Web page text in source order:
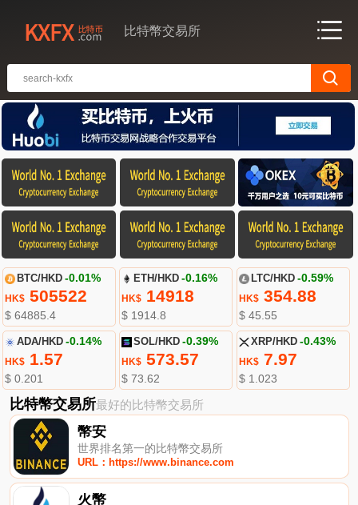
比特幣交易所
BTC/HKD -0.01%
HK$505522
$ 64885.4
ETH/HKD -0.16%
HK$ 14918
$ 1914.8
LTC/HKD -0.59%
HK$354.88
$ 45.55
ADA/HKD -0.14%
HK$1.57
$ 0.201
SOL/HKD -0.39%
HK$ 573.57
$ 73.62
XRP/HKD -0.43%
HK$7.97
$ 1.023
比特幣交易所最好的比特幣交易所
幣安
世界排名第一的比特幣交易所
URL：https://www.binance.com
火幣